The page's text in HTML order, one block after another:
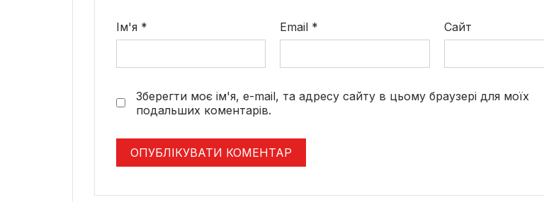
Ім'я * Email * Сайт
Зберегти моє ім'я, e-mail, та адресу сайту в цьому браузері для моїх
подальших коментарів.